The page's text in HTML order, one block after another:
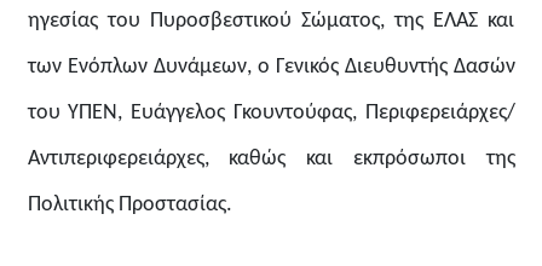
ηγεσίας του Πυροσβεστικού Σώματος, της ΕΛΑΣ και
των Ενόπλων Δυνάμεων, ο Γενικός Διευθυντής Δασών
του ΥΠΕΝ, Ευάγγελος Γκουντούφας, Περιφερειάρχες/
Αντιπεριφερειάρχες, καθώς και εκπρόσωποι της
Πολιτικής Προστασίας.